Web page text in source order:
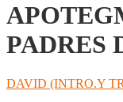
PADRES
DAVID (INTRO.Y